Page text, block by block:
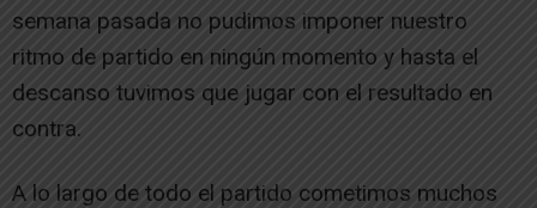
semana pasada no pudimos imponer nuestro
ritmo de partido en ningún momento y hasta el
descanso tuvimos que jugar con el resultado en
contra.
A lo largo de todo el partido cometimos muchos